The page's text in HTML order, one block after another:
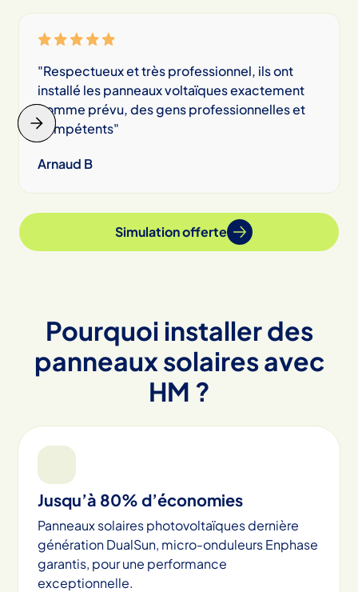
"Respectueux et très professionnel, ils ont
installé les panneaux voltaïques exactement
comme prévu, des gens professionnelles et
compétents"
Arnaud B
Simulation offerte
Pourquoi installer des
panneaux solaires avec
HM ?
Jusqu’à 80% d’économies
Panneaux solaires photovoltaïques dernière
génération DualSun, micro-onduleurs Enphase
garantis, pour une performance
exceptionnelle.